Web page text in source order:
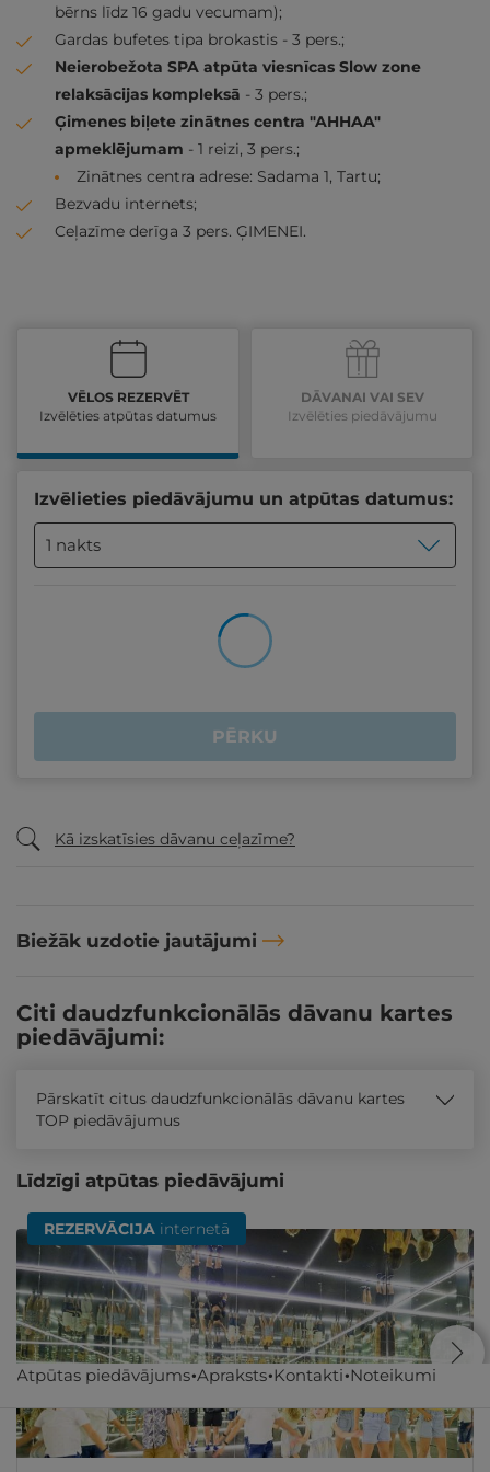
bērns līdz 16 gadu vecumam);
Gardas bufetes tipa brokastis - 3 pers.;
Neierobežota SPA atpūta viesnīcas Slow zone
relaksācijas kompleksā - 3 pers.;
Ģimenes biļete zinātnes centra "AHHAA"
apmeklējumam - 1 reizi, 3 pers.;
Zinātnes centra adrese: Sadama 1, Tartu;
Bezvadu internets;
Ceļazīme derīga 3 pers. ĢIMENEI.
VĒLOS REZERVĒT
Izvēlēties atpūtas datumus
DĀVANAI VAI SEV
Izvēlēties piedāvājumu
Izvēlieties piedāvājumu un atpūtas datumus:
1 nakts
PĒRKU
Kā izskatīsies dāvanu ceļazīme?
Biežāk uzdotie jautājumi
Atpūtas piedāvājums Apraksts Kontakti Noteikumi
Citi daudzfunkcionālās dāvanu kartes
piedāvājumi:
Pārskatīt citus daudzfunkcionālās dāvanu kartes
TOP piedāvājumus
Līdzīgi atpūtas piedāvājumi
REZERVĀCIJA internetā